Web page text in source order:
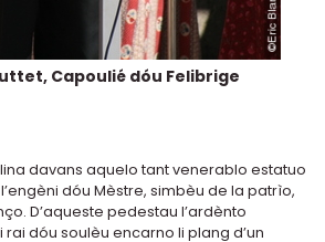
Capoulié dóu Felibrige
davans aquelo tant venerablo estatuo
dóu Mèstre, simbèu de la patrìo,
D’aqueste pedestau l’ardènto
dóu soulèu encarno li plang d’un